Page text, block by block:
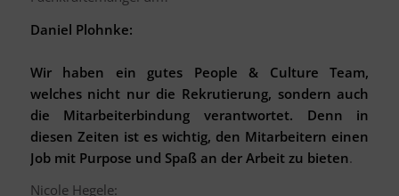
Daniel Plohnke:
Wir haben ein gutes People & Culture Team,
welches nicht nur die Rekrutierung, sondern auch
die Mitarbeiterbindung verantwortet. Denn in
diesen Zeiten ist es wichtig, den Mitarbeitern einen
Job mit Purpose und Spaß an der Arbeit zu bieten.
Nicole Hegele: